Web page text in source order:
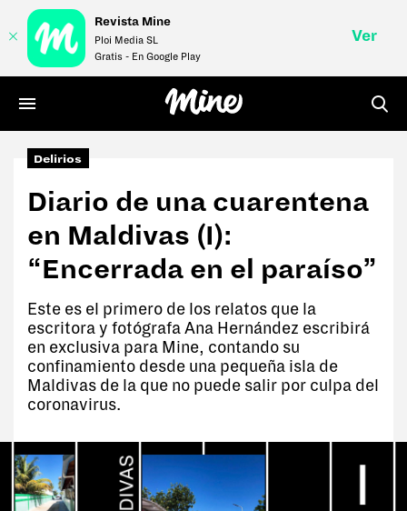
Delirios
Diario de una cuarentena
en Maldivas (I):
“Encerrada en el paraíso”
Este es el primero de los relatos que la
escritora y fotógrafa Ana Hernández escribirá
en exclusiva para Mine, contando su
confinamiento desde una pequeña isla de
Maldivas de la que no puede salir por culpa del
coronavirus.
STYLE
VÍDEOS
REVISTA
#Tentaciones
#Vicios
Revista Mine
Ploi Media SL
Gratis - En Google Play
Ver